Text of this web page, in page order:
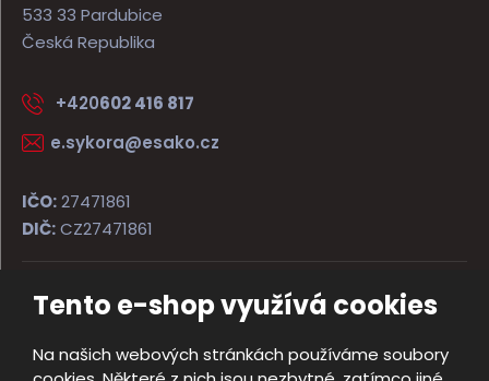
Tento e-shop využívá cookies
Na našich webových stránkách používáme soubory
533 33 Pardubice
Česká Republika
+420602 416 817
e.sykora@esako.cz
IČO:27471861
DIČ:CZ27471861
© 2026, ESAKO SÝKORA ARMS s.r.o.
Mapa stránek